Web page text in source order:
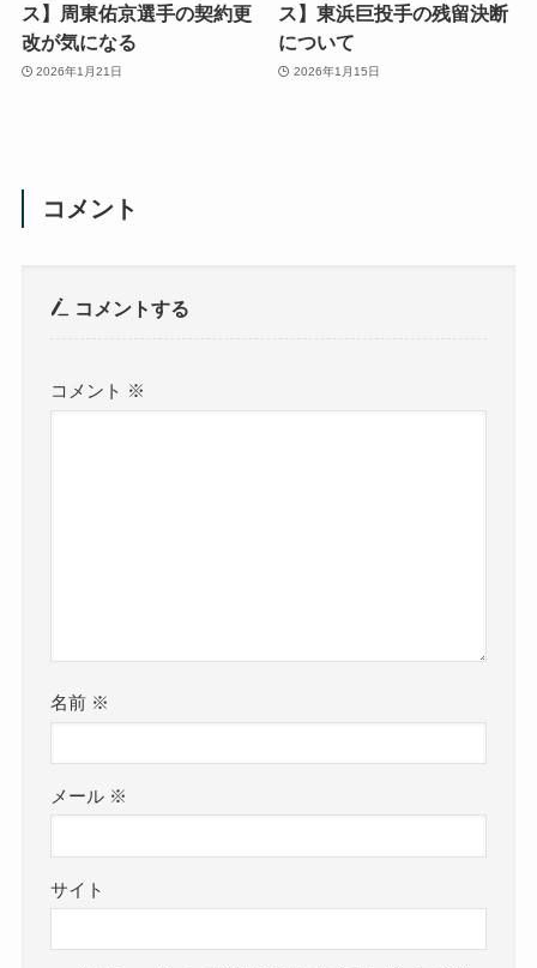
ス】周東佑京選手の契約更
改が気になる
2026年1月21日
ス】東浜巨投手の残留決断
について
2026年1月15日
コメント
コメントする
コメント ※
名前 ※
メール ※
サイト